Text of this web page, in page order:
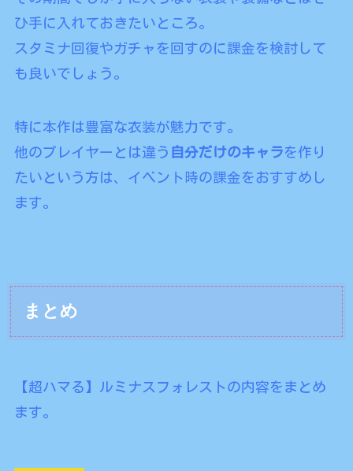
ひ手に入れておきたいところ。
スタミナ回復やガチャを回すのに課金を検討して
も良いでしょう。
特に本作は豊富な衣装が魅力です。
他のプレイヤーとは違う 自分だけのキャラを作り
たいという方は、イベント時の課金をおすすめし
ます。
まとめ
【超ハマる】ルミナスフォレストの内容をまとめ
ます。